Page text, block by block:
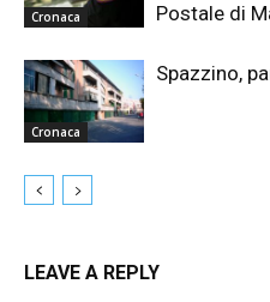
Cronaca
Postale di
Cronaca
Spazzino,
LEAVE A REPLY